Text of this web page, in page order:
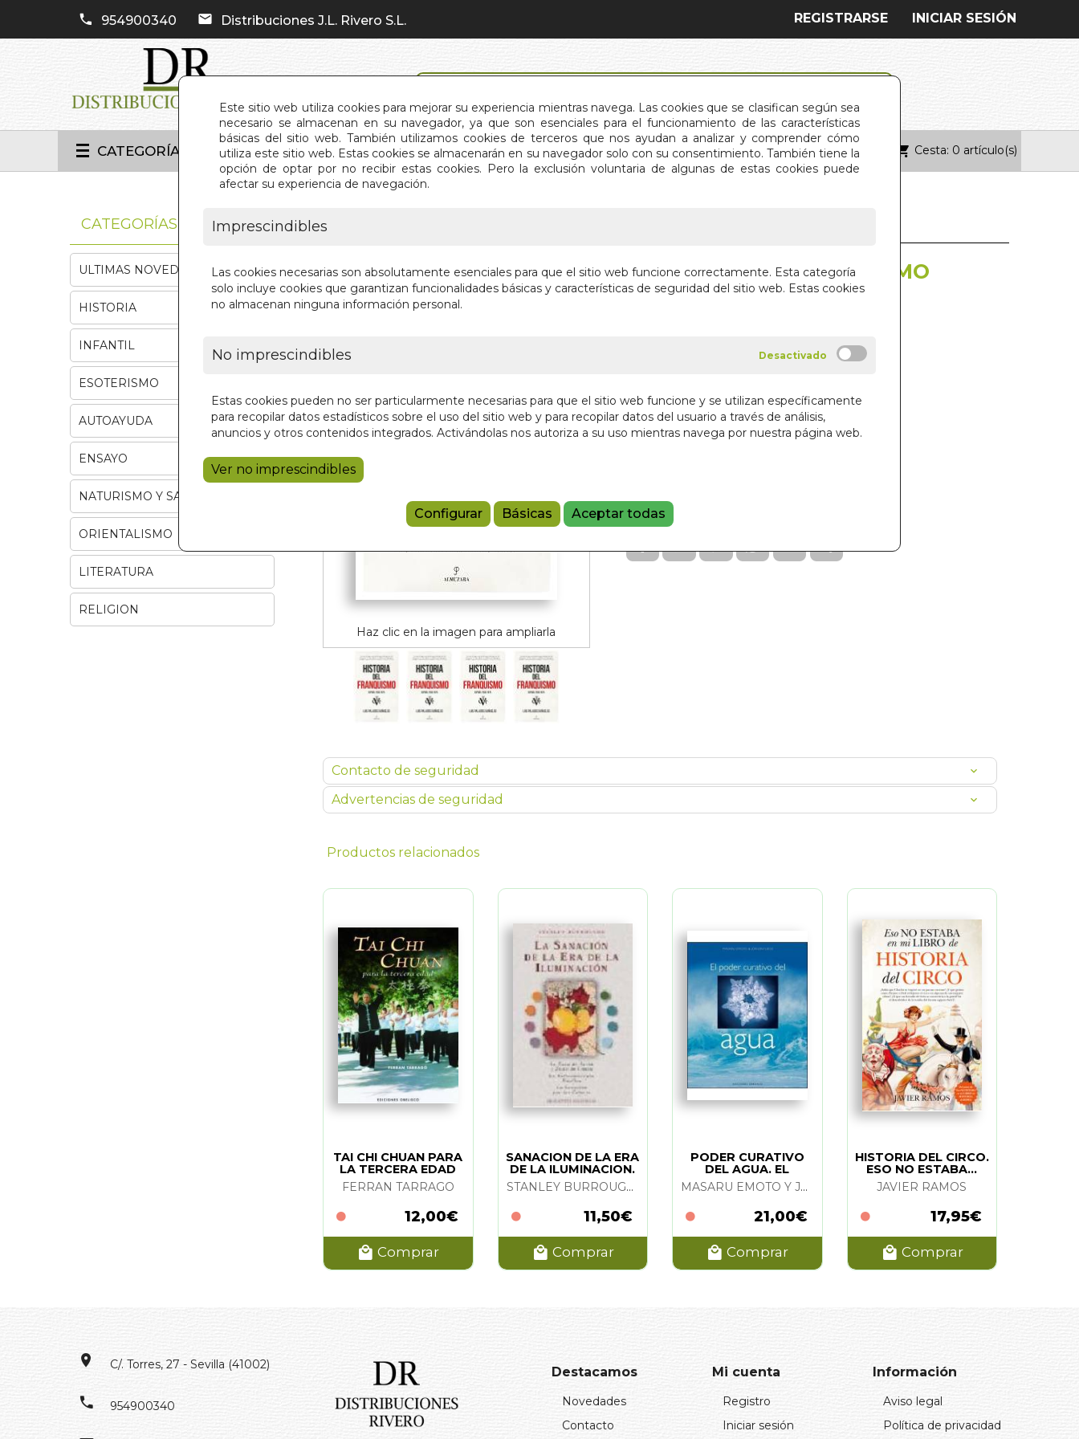
Este sitio web utiliza cookies para mejorar su experiencia mientras navega. Las cookies que se clasifican según sea
necesario se almacenan en su navegador, ya que son esenciales para el funcionamiento de las características
básicas del sitio web. También utilizamos cookies de terceros que nos ayudan a analizar y comprender cómo
utiliza este sitio web. Estas cookies se almacenarán en su navegador solo con su consentimiento. También tiene la
opción de optar por no recibir estas cookies. Pero la exclusión voluntaria de algunas de estas cookies puede
afectar su experiencia de navegación.
Imprescindibles
Las cookies necesarias son absolutamente esenciales para que el sitio web funcione correctamente. Esta categoría
solo incluye cookies que garantizan funcionalidades básicas y características de seguridad del sitio web. Estas cookies
no almacenan ninguna información personal.
No imprescindibles
Estas cookies pueden no ser particularmente necesarias para que el sitio web funcione y se utilizan específicamente
para recopilar datos estadísticos sobre el uso del sitio web y para recopilar datos del usuario a través de análisis,
anuncios y otros contenidos integrados. Activándolas nos autoriza a su uso mientras navega por nuestra página web.
Ver no imprescindibles
Configurar Básicas Aceptar todas
954900340 Distribuciones J.L. Rivero S.L. INICIAR SESIÓN
REGISTRARSE
CATEGORÍAS INICIO QUIÉNES SOMOS CONTACTO Cesta: 0 artículo(s)
Haz clic en la imagen para ampliarla
HISTORIA DEL FRANQUISMO
27,00 €
Añadir a la cesta
Referencia:
Contacto de seguridad
Advertencias de seguridad
Productos relacionados
TAI CHI CHUAN PARA
LA TERCERA EDAD
FERRAN TARRAGO
12,00€
Comprar
SANACION DE LA ERA
DE LA ILUMINACION.
LA
STANLEY BURROUGHS
11,50€
Comprar
PODER CURATIVO
DEL AGUA. EL
MASARU EMOTO Y JURGEN FLIEGE
21,00€
Comprar
HISTORIA DEL CIRCO.
ESO NO ESTABA...
JAVIER RAMOS
17,95€
Comprar
CATEGORÍAS
ULTIMAS NOVEDADES
HISTORIA
INFANTIL
ESOTERISMO
AUTOAYUDA
ENSAYO
NATURISMO Y SALUD
ORIENTALISMO
LITERATURA
RELIGION
C/. Torres, 27 - Sevilla (41002)
954900340
Destacamos
Novedades
Contacto
Mi cuenta
Registro
Iniciar sesión
Información
Aviso legal
Política de privacidad